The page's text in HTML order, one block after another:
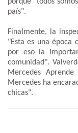
país".
Finalmente, la
"Esta es una época
por eso la
comunidad".
Mercedes
Mercedes ha
chicas".